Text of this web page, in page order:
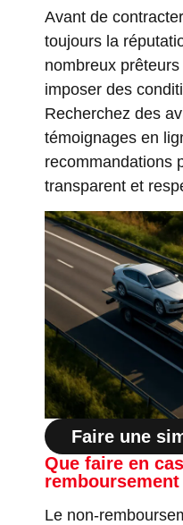
Avant de
toujours la
nombreux
imposer des
Recherchez des
témoignages en
recommandations
transparent et
Faire une
Que faire en
Le non-